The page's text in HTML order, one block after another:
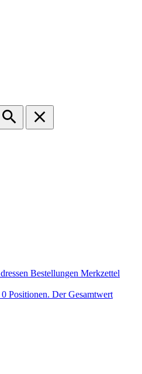
Bestellungen Merkzettel
Positionen. Der Gesamtwert